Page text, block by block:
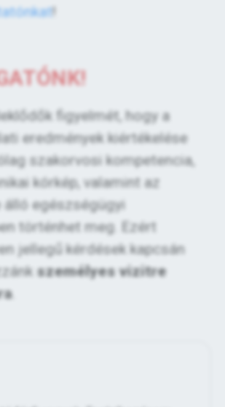
!
figyelmét, hogy a
eredmények kiértékelése
szakorvosi kompetencia,
kórkép, valamint az
egészségügyi
történhet meg. Ezért
jellegű kérdések kapcsán
személyes vizitre
.